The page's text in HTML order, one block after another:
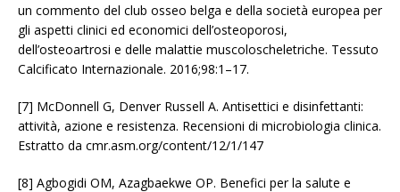
un commento del club osseo belga e della società europea per
gli aspetti clinici ed economici dell’osteoporosi,
dell’osteoartrosi e delle malattie muscoloscheletriche. Tessuto
Calcificato Internazionale. 2016;98:1–17.
[7] McDonnell G, Denver Russell A. Antisettici e disinfettanti:
attività, azione e resistenza. Recensioni di microbiologia clinica.
Estratto da cmr.asm.org/content/12/1/147
[8] Agbogidi OM, Azagbaekwe OP. Benefici per la salute e